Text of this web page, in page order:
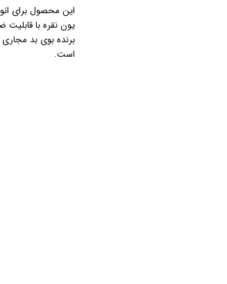
این محصول برای
یون نقره با
است.